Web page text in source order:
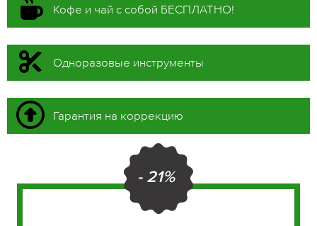
Кофе и чай с собой БЕСПЛАТНО!
Одноразовые инструменты
Гарантия на коррекцию
- 21%